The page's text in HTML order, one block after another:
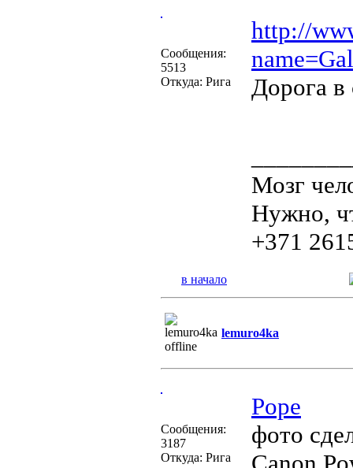
Сообщения:
5513
Откуда: Рига
http://
Дорога в
Мозг
Нужно,
+371
в начало
lemuro4ka
Сообщения:
3187
Откуда: Рига
Pope
фото